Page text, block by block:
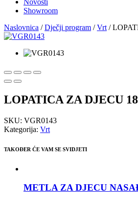
Novosti
Showroom
Naslovnica /Dječji program /Vrt /
LOPATICA ZA DJECU
SKU: VGR0143
Kategorija: Vrt
TAKOĐER ĆE VAM SE SVIDJETI
METLA ZA DJECU